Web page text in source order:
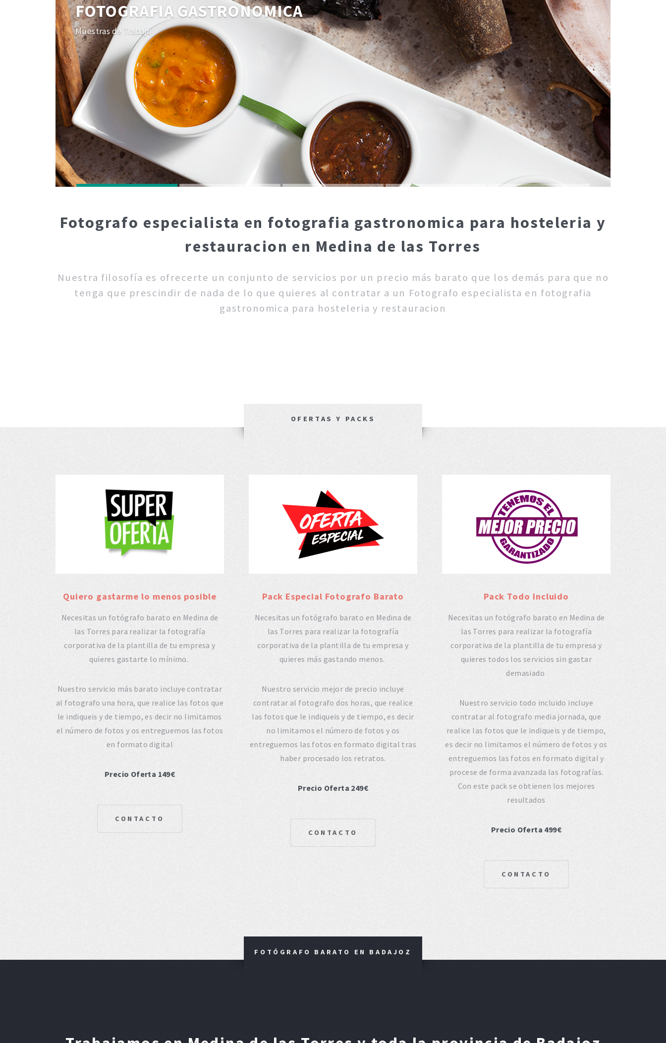
FOTOGRAFIA GASTRONOMICA
Muestras de Trabajo
Fotografo especialista en fotografia gastronomica para hosteleria y
restauracion en Medina de las Torres
Nuestra filosofía es ofrecerte un conjunto de servicios por un precio más barato que los demás para que no
tenga que prescindir de nada de lo que quieres al contratar a un Fotografo especialista en fotografia
gastronomica para hosteleria y restauracion
OFERTAS Y PACKS
Quiero gastarme lo menos posible
Necesitas un fotógrafo barato en Medina de
las Torres para realizar la fotografía
corporativa de la plantilla de tu empresa y
quieres gastarte lo mínimo.
Nuestro servicio más barato incluye contratar
al fotografo una hora, que realice las fotos que
le indiqueis y de tiempo, es decir no limitamos
el número de fotos y os entreguemos las fotos
en formato digital
Precio Oferta 149€
CONTACTO
Pack Especial Fotografo Barato
Necesitas un fotógrafo barato en Medina de
las Torres para realizar la fotografía
corporativa de la plantilla de tu empresa y
quieres más gastando menos.
Nuestro servicio mejor de precio incluye
contratar al fotografo dos horas, que realice
las fotos que le indiqueis y de tiempo, es decir
no limitamos el número de fotos y os
entreguemos las fotos en formato digital tras
haber procesado los retratos.
Precio Oferta 249€
CONTACTO
Pack Todo Incluido
Necesitas un fotógrafo barato en Medina de
las Torres para realizar la fotografía
corporativa de la plantilla de tu empresa y
quieres todos los servicios sin gastar
demasiado
Nuestro servicio todo incluido incluye
contratar al fotografo media jornada, que
realice las fotos que le indiqueis y de tiempo,
es decir no limitamos el número de fotos y os
entreguemos las fotos en formato digital y
procese de forma avanzada las fotografías.
Con este pack se obtienen los mejores
resultados
Precio Oferta 499€
CONTACTO
FOTÓGRAFO BARATO EN BADAJOZ